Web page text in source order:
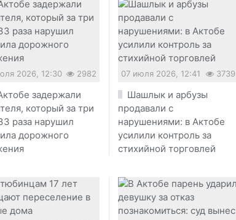
2026, 12:30 2982
задержали
который за три
раза нарушил
дорожного
07 июля 2026, 12:41 3739
Шашлык и арбузы
продавали с
нарушениями: в Актобе
усилили контроль за
стихийной торговлей